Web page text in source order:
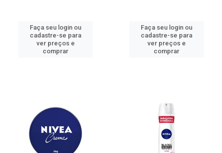
Faça seu login ou
cadastre-se para
ver preços e
comprar
Faça seu login ou
cadastre-se para
ver preços e
comprar